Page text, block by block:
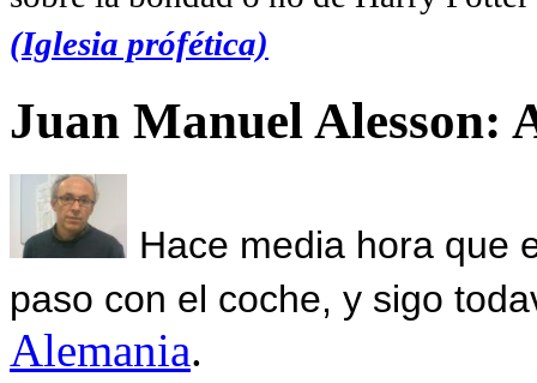
(Iglesia prófética)
Juan Manuel Alesson:
Hace media hora que
paso con el coche, y sigo
Alemania.